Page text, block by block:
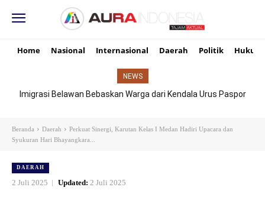
Home Nasional Internasional Daerah Politik Hukum
NEWS
Imigrasi Belawan Bebaskan Warga dari Kendala Urus Paspor
Beranda Daerah
Perkuat Sinergi, Karutan Kelas I Medan Hadiri Upacara dan
Syukuran Hari Bhayangkara...
DAERAH
2 Juli 2025 Updated: 2 Juli 2025